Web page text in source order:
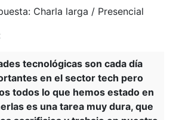
Charla larga / Presencial
tecnológicas son cada día
en el sector tech pero
todos lo que hemos estado en
es una tarea muy dura, que